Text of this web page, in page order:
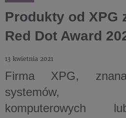
Produkty od XPG
Red Dot Award
13 kwietnia 2021
Firma XPG,
systemów,
komputerowych